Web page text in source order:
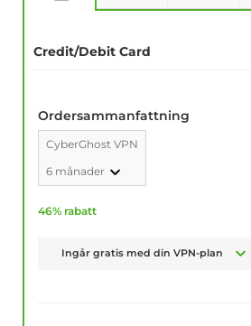
Credit/Debit Card
Ordersammanfattning
CyberGhost VPN
6 månader
46% rabatt
Ingår gratis med din VPN-plan